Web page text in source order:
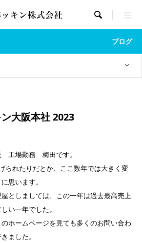

ブログ
大阪本社 2023
工場勤務 梅田です。
られたりだとか、ここ数年では大きく変
思います。
としましては、この一年は過去最高売上
い一年でした。
ホームページを見ても多くのお問い合わ
ました。